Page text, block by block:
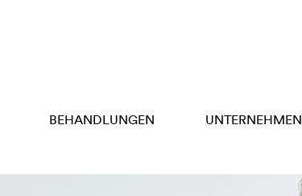
BEHANDLUNGEN UNTERNEHMEN